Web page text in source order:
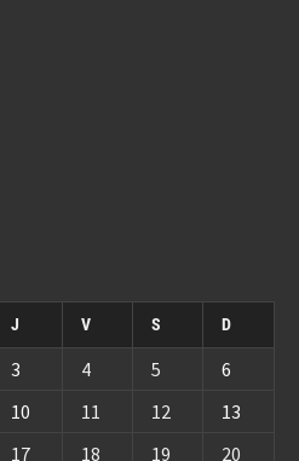
J V S D
3 4 5
6
10 11 12
13
17 18 19 20